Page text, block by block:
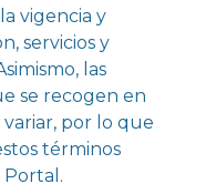
vigencia y
servicios y
las
se recogen en
por lo que
términos